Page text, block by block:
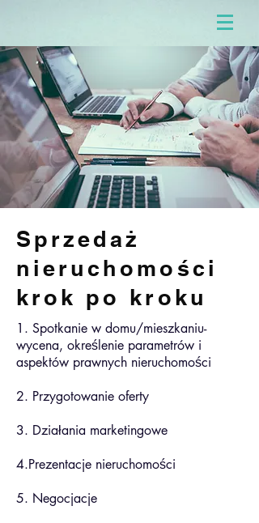
Sprzedaż
nieruchomości
krok po kroku
1. Spotkanie w domu/mieszkaniu-
wycena, określenie parametrów i
aspektów prawnych nieruchomości
2. Przygotowanie oferty
3. Działania marketingowe
4.Prezentacje nieruchomości
5. Negocjacje